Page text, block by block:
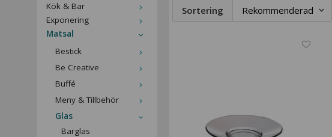
Kök & Bar
Exponering
Matsal
Bestick
Be Creative
Buffé
Meny & Tillbehör
Glas
Barglas
Sortering